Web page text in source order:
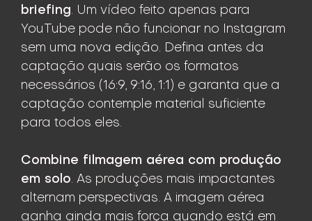
briefing. Um vídeo feito apenas para
YouTube pode não funcionar no Instagram
sem uma nova edição. Defina antes da
captação quais serão os formatos
necessários (16:9, 9:16, 1:1) e garanta que a
captação contemple material suficiente
para todos eles.
Combine filmagem aérea com produção
em solo. As produções mais impactantes
alternam perspectivas. A imagem aérea
ganha ainda mais força quando está em